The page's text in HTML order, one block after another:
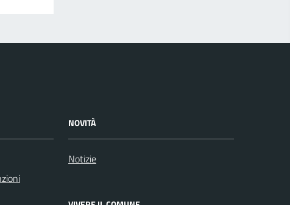
NOVITÀ
Notizie